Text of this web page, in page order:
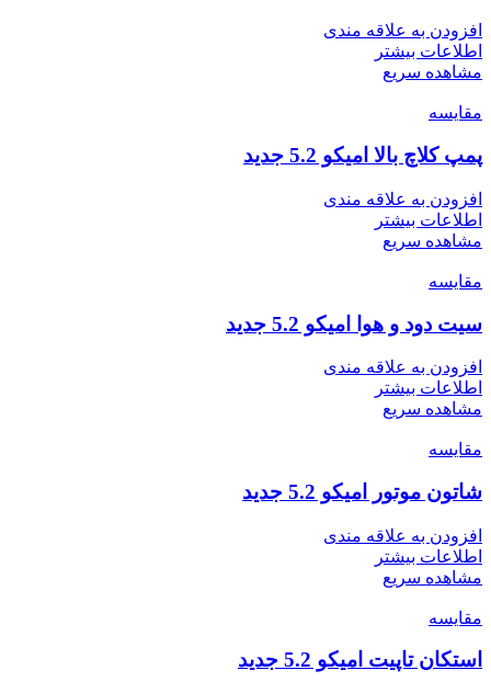
افزودن به علاقه مندی
اطلاعات بیشتر
مشاهده سریع
مقایسه
پمپ کلاچ بالا امیکو 5.2 جدید
افزودن به علاقه مندی
اطلاعات بیشتر
مشاهده سریع
مقایسه
سیت دود و هوا امیکو 5.2 جدید
افزودن به علاقه مندی
اطلاعات بیشتر
مشاهده سریع
مقایسه
شاتون موتور امیکو 5.2 جدید
افزودن به علاقه مندی
اطلاعات بیشتر
مشاهده سریع
مقایسه
استکان تاپیت امیکو 5.2 جدید